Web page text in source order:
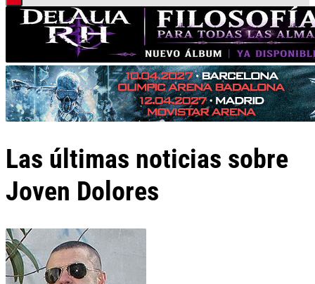
Las últimas noticias sobre
Joven Dolores